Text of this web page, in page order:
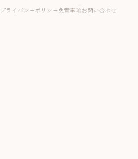
プライバシーポリシー免責事項お問い合わせ